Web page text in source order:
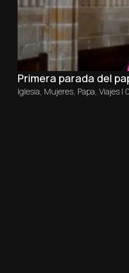
Primera parada del
Iglesia Mujeres Papa Viajes |